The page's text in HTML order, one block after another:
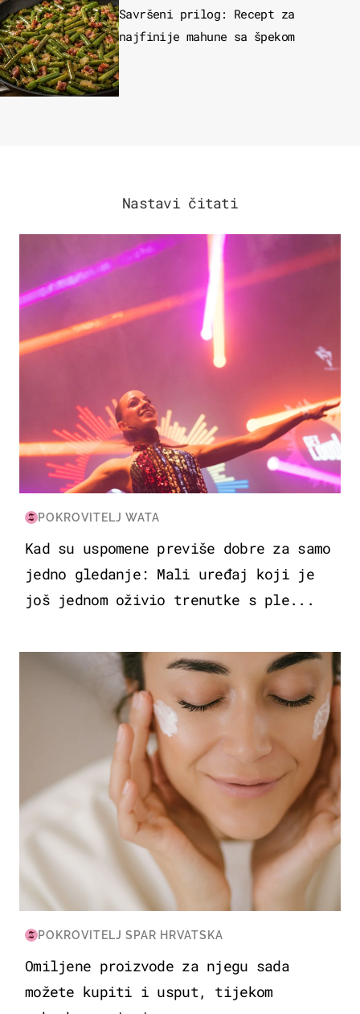
Savršeni prilog: Recept za
najfinije mahune sa špekom
Nastavi čitati
KULTURA & ZABAVA
POKROVITELJ WATA
Kad su uspomene previše dobre za samo
jedno gledanje: Mali uređaj koji je
još jednom oživio trenutke s ple...
MODA & LJEPOTA
POKROVITELJ SPAR HRVATSKA
Omiljene proizvode za njegu sada
možete kupiti i usput, tijekom